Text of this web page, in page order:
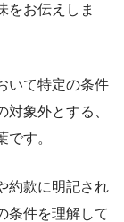
をお伝えしま
いて特定の条件
象外とする、
す。
約款に明記され
条件を理解して